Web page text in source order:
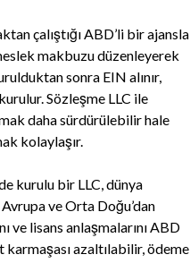
çalıştığı ABD’li bir ajansla
makbuzu düzenleyerek
sonra EIN alınır,
Sözleşme LLC ile
daha sürdürülebilir hale
kolaylaşır.
kurulu bir LLC, dünya
ve Orta Doğu’dan
ve lisans anlaşmalarını ABD
azaltılabilir, ödeme